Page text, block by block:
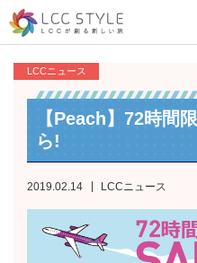
LCCニュース
【Peach】72時間
ら!
2019.02.14 LCCニュース